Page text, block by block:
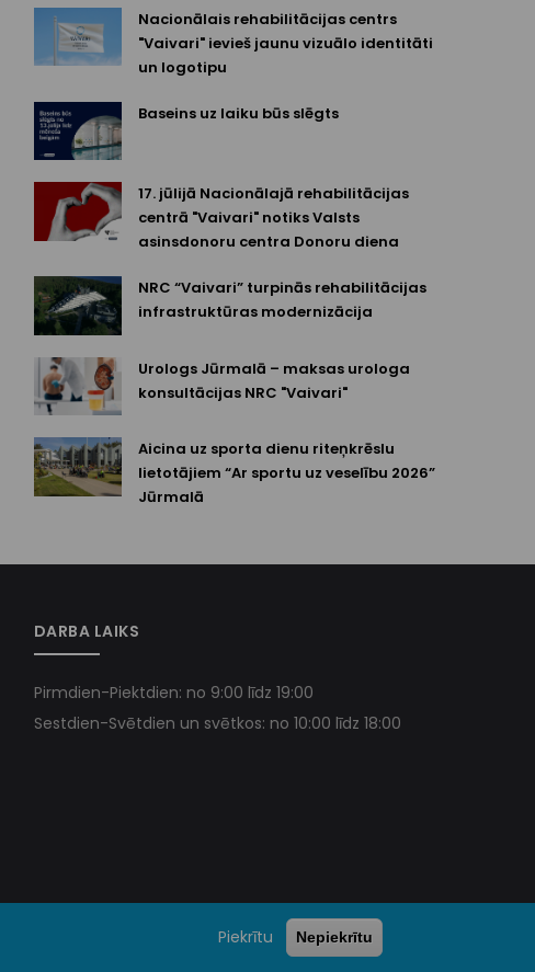
Nacionālais rehabilitācijas centrs
"Vaivari" ievieš jaunu vizuālo identitāti
un logotipu
Baseins uz laiku būs slēgts
17. jūlijā Nacionālajā rehabilitācijas
centrā "Vaivari" notiks Valsts
asinsdonoru centra Donoru diena
NRC “Vaivari” turpinās rehabilitācijas
infrastruktūras modernizācija
Urologs Jūrmalā – maksas urologa
konsultācijas NRC "Vaivari"
Aicina uz sporta dienu riteņkrēslu
lietotājiem “Ar sportu uz veselību 2026”
Jūrmalā
DARBA LAIKS
Pirmdien-Piektdien: no 9:00 līdz 19:00
Sestdien-Svētdien un svētkos: no 10:00 līdz 18:00
Piekrītu Nepiekrītu